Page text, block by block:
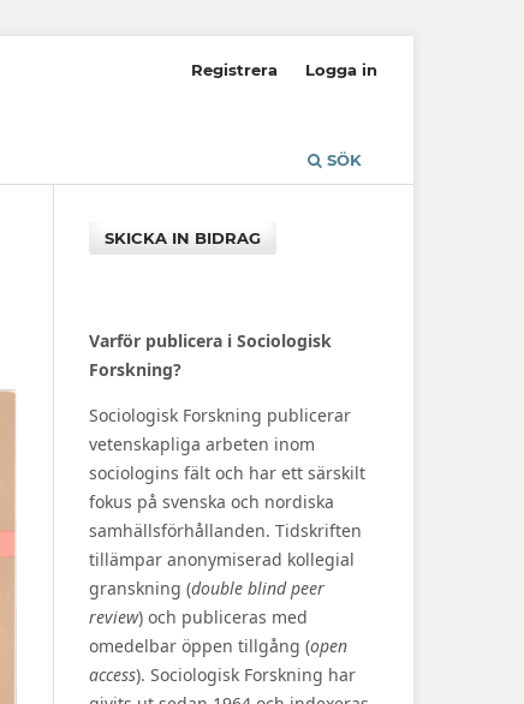
SÖK
Registrera Logga in
SKICKA IN BIDRAG
Varför publicera i Sociologisk
Forskning?
Sociologisk Forskning publicerar
vetenskapliga arbeten inom
sociologins fält och har ett särskilt
fokus på svenska och nordiska
samhällsförhållanden. Tidskriften
tillämpar anonymiserad kollegial
granskning (double blind peer
review) och publiceras med
omedelbar öppen tillgång (open
access). Sociologisk Forskning har